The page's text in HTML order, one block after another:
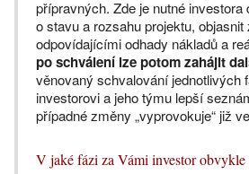
přípravných. Zde je nutné investora
o stavu a rozsahu projektu,
odpovídajícími odhady nákladů a
po schválení lze potom zahájit
věnovaný schvalování jednotlivých
investorovi a jeho týmu lepší
případné změny „vyprovokuje“ již
V jaké fázi za Vámi investor obvykle